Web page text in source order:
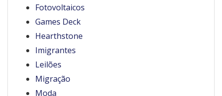
Fotovoltaicos
Games Deck
Hearthstone
Imigrantes
Leilões
Migração
Moda